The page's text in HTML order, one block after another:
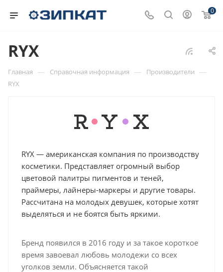
0
RYX
Главная — Справочная информация — Производители —
RYX
RYX — американская компания по производству
косметики. Представляет огромный выбор
цветовой палитры пигментов и теней,
праймеры, лайнеры-маркеры и другие товары.
Рассчитана на молодых девушек, которые хотят
выделяться и не боятся быть яркими.
Бренд появился в 2016 году и за такое короткое
время завоевал любовь молодежи со всех
уголков земли. Объясняется такой